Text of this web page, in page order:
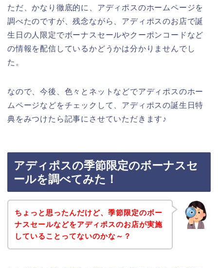
ただ、かなり徹底的に、アディポスのホームページを
調べたのですが、残念ながら、アディポスのお店で誕
生日の人限定でボーナスセールやクーポンコードなど
の情報を配信しているかどうかは分かりませんでし
た。
なので、今後、色々とネットなどでアディポスのホー
ムページなどをチェックして、アディポスの誕生日特
典をみつけたら記事にさせていただきます♪
アディポスの季節限定のボーナスセ
ールを調べてみた！
ちょっと思ったんだけど、季節限定のボー
ナスセールなどをアディポスのお店が実施
していることってないのかな～？